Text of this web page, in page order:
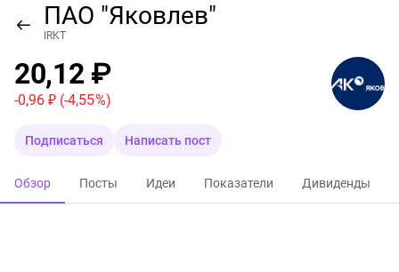
ПАО "Яковлев"
IRKT
20,12 ₽
-0,96 ₽ (-4,55 %)
Подписаться Написать пост
Обзор Посты Идеи Показатели Дивиденды